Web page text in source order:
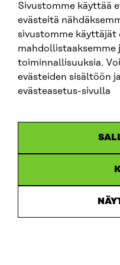
Sivustomme käyttää
evästeitä
sivustomme käyttäjät
mahdollistaaksemme
toiminnallisuuksia.
evästeiden sisältöön
evästeasetus-sivulla
Alex muuttaa
puurakenteiseen
hintojen noustua
alkaneet asua näissä
asumista. Tekemiensä
Alex pienentää
3,5 tonnista 0,6 tonniin.
Muut